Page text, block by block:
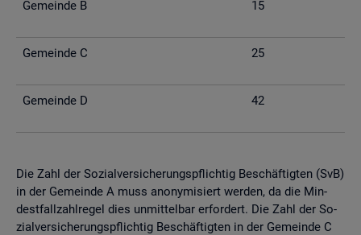
Ge­mein­de B 15
Ge­mein­de C 25
Ge­mein­de D 42
Die Zahl der So­zi­al­ver­si­che­rungs­pflich­tig Be­schäf­tig­ten (SvB)
in der Ge­mein­de A muss an­ony­mi­siert wer­den, da die Min­
dest­fall­zahl­re­gel dies un­mit­tel­bar er­for­dert. Die Zahl der So­
zi­al­ver­si­che­rungs­pflich­tig Be­schäf­tig­ten in der Ge­mein­de C